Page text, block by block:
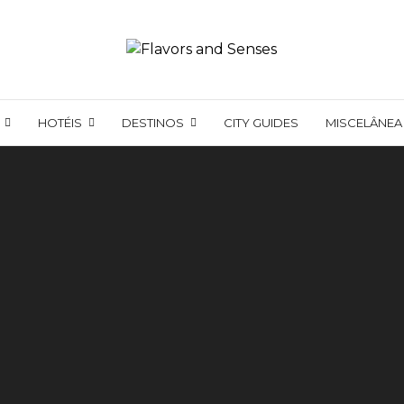
HOTÉIS DESTINOS CITY GUIDES MISCELÂNEA